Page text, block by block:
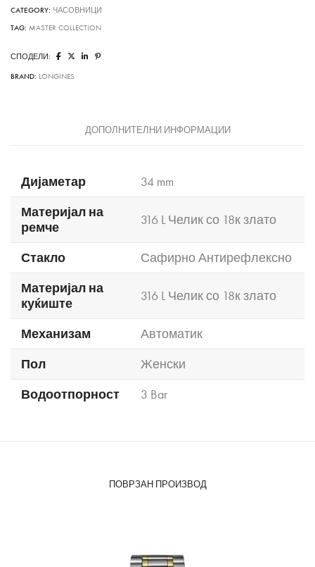
CATEGORY: ЧАСОВНИЦИ
TAG: MASTER COLLECTION
СПОДЕЛИ:
BRAND: LONGINES
ДОПОЛНИТЕЛНИ ИНФОРМАЦИИ
Дијаметар
34 mm
Материјал на
ремче
316 L Челик со 18к злато
Стакло
Сафирно Антирефлексно
Материјал на
куќиште
316 L Челик со 18к злато
Механизам
Автоматик
Пол
Женски
Водоотпорност
3 Bar
ПОВРЗАН ПРОИЗВОД